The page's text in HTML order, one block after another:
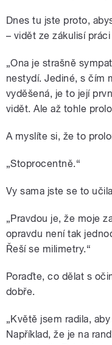
Dnes tu jste proto,
– vidět ze zákulisí
„Ona je strašně
nestydí. Jediné, s čím
vyděšená, je to její
vidět. Ale až tohle
A myslíte si, že to
„Stoprocentně.“
Vy sama jste se to
„Pravdou je, že moje
opravdu není tak
Řeší se milimetry.“
Poraďte, co dělat s
dobře.
„Květě jsem radila,
Například, že je na